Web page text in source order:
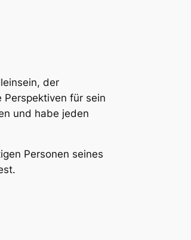
der
für sein
und habe jeden
Personen seines